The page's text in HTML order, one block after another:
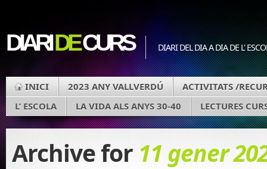
DIARIDECURS DIARI DEL DIA A DIA DE L'
INICI 2023 ANY VALLVERDÚ
ACTIVITATS /
L’ ESCOLA
LA VIDA ALS ANYS 30-40 LECTURES
Archive for 11 gener